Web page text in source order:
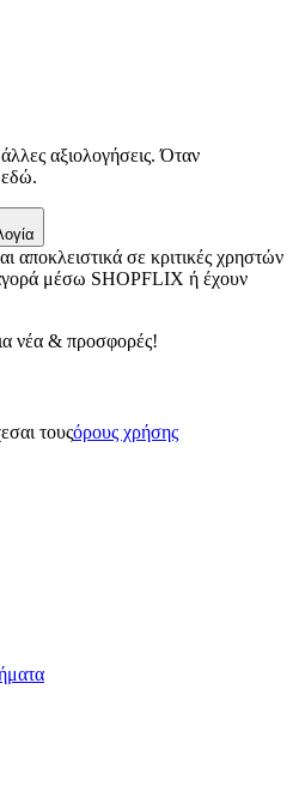
αξιολογήσεις. Όταν
αποκλειστικά σε κριτικές χρηστών
μέσω SHOPFLIX ή έχουν
νέα & προσφορές!
τουςόρους χρήσης